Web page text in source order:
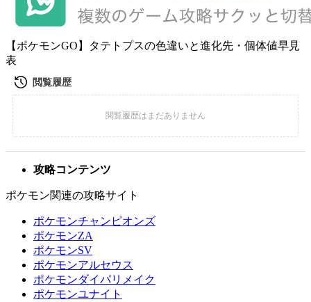
【ポケモンGO】タテトプスの色違いと進化先・個体値早見
表
攻略コンテンツ
ポケモン関連の攻略サイト
ポケモンチャンピオンズ
ポケモンZA
ポケモンSV
ポケモンアルセウス
ポケモンダイパリメイク
ポケモンユナイト